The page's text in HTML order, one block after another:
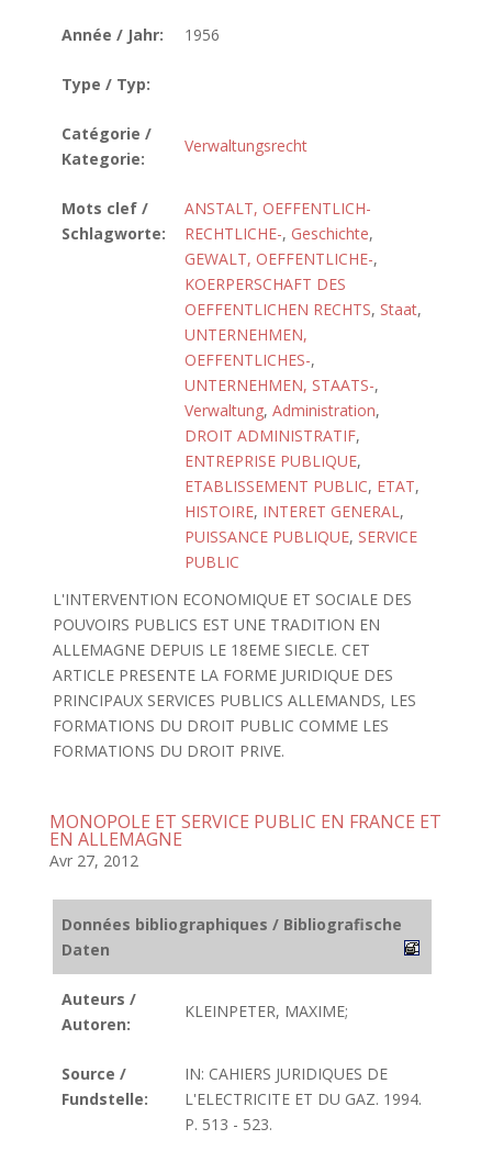
Année / Jahr: 1956
Type / Typ:
Catégorie /
Kategorie:
Verwaltungsrecht
Mots clef /
Schlagworte:
ANSTALT, OEFFENTLICH-
RECHTLICHE-, Geschichte,
GEWALT, OEFFENTLICHE-,
KOERPERSCHAFT DES
OEFFENTLICHEN RECHTS, Staat,
UNTERNEHMEN,
OEFFENTLICHES-,
UNTERNEHMEN, STAATS-,
Verwaltung, Administration,
DROIT ADMINISTRATIF,
ENTREPRISE PUBLIQUE,
ETABLISSEMENT PUBLIC, ETAT,
HISTOIRE, INTERET GENERAL,
PUISSANCE PUBLIQUE, SERVICE
PUBLIC
L'INTERVENTION ECONOMIQUE ET SOCIALE DES
POUVOIRS PUBLICS EST UNE TRADITION EN
ALLEMAGNE DEPUIS LE 18EME SIECLE. CET
ARTICLE PRESENTE LA FORME JURIDIQUE DES
PRINCIPAUX SERVICES PUBLICS ALLEMANDS, LES
FORMATIONS DU DROIT PUBLIC COMME LES
FORMATIONS DU DROIT PRIVE.
MONOPOLE ET SERVICE PUBLIC EN FRANCE ET
EN ALLEMAGNE
Avr 27, 2012
Données bibliographiques / Bibliografische
Daten
Auteurs /
Autoren:
KLEINPETER, MAXIME;
Source /
Fundstelle:
IN: CAHIERS JURIDIQUES DE
L'ELECTRICITE ET DU GAZ. 1994.
P. 513 - 523.